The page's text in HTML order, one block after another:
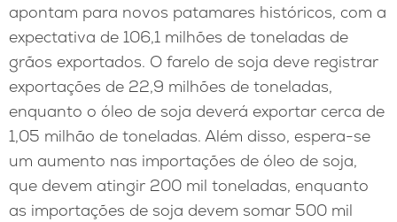
apontam para novos patamares históricos, com a
expectativa de 106,1 milhões de toneladas de
grãos exportados. O farelo de soja deve registrar
exportações de 22,9 milhões de toneladas,
enquanto o óleo de soja deverá exportar cerca de
1,05 milhão de toneladas. Além disso, espera-se
um aumento nas importações de óleo de soja,
que devem atingir 200 mil toneladas, enquanto
as importações de soja devem somar 500 mil